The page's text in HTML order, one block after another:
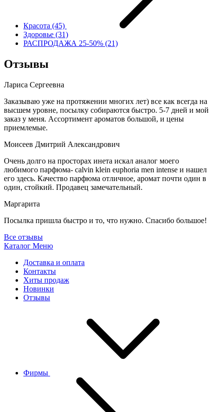
Красота (45)
Здоровье (31)
РАСПРОДАЖА 25-50% (21)
Отзывы
Лариса Сергеевна
Заказываю уже на протяжении многих лет) все как всегда на
высшем уровне, посылку собираются быстро. 5-7 дней и мой
заказ у меня. Ассортимент ароматов большой, и цены
приемлемые.
Моисеев Дмитрий Александрович
Очень долго на просторах инета искал аналог моего
любимого парфюма- calvin klein euphoria men intense и нашел
его здесь. Качество парфюма отличное, аромат почти один в
один, стойкий. Продавец замечательный.
Маргарита
Посылка пришла быстро и то, что нужно. Спасибо большое!
Все отзывы
Каталог Меню
Доставка и оплата
Контакты
Хиты продаж
Новинки
Отзывы
Фирмы